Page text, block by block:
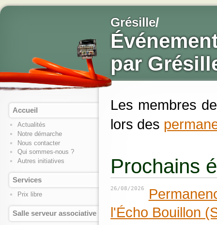
Grésille/
par
Accueil
Actualités
Notre démarche
Nous contacter
Qui sommes-nous ?
Autres initiatives
Services
Prix libre
Salle serveur associative
Les membres
lors des
Prochains
26/08/2026
l'Écho Bouillon